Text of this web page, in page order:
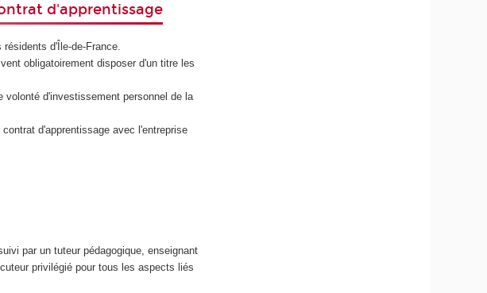
d'apprentissage
d'Île-de-France.
obligatoirement disposer d'un titre les
d'investissement personnel de la
d'apprentissage avec l'entreprise
par un tuteur pédagogique, enseignant
privilégié pour tous les aspects liés